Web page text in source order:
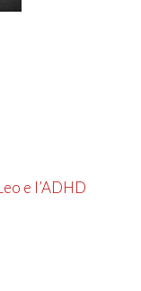
e l’ADHD